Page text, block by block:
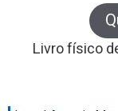
Livro físico